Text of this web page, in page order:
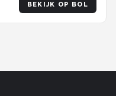
BEKIJK OP BOL